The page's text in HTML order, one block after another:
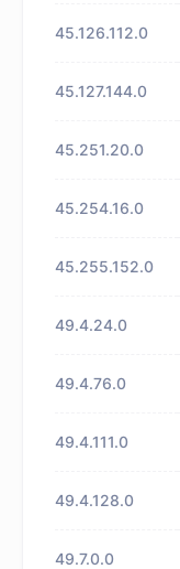
45.126.112.0
45.127.144.0
45.251.20.0
45.254.16.0
45.255.152.0
49.4.24.0
49.4.76.0
49.4.111.0
49.4.128.0
49.7.0.0